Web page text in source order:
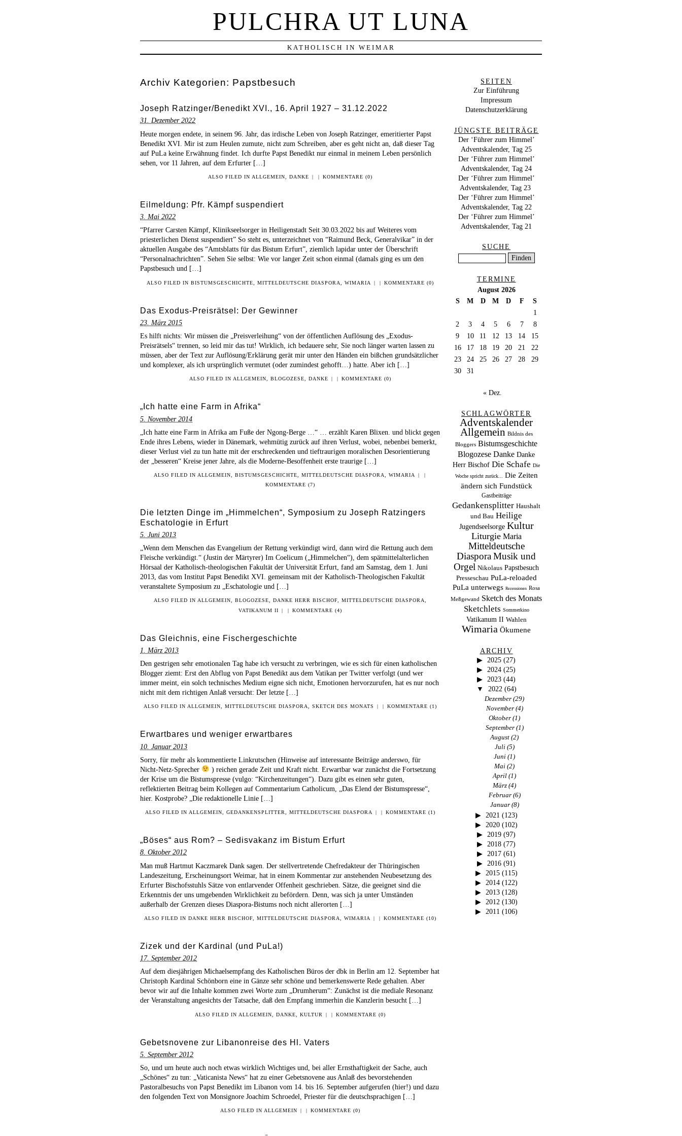
PULCHRA UT LUNA
KATHOLISCH IN WEIMAR
Archiv Kategorien: Papstbesuch
Joseph Ratzinger/Benedikt XVI., 16. April 1927 – 31.12.2022
31. Dezember 2022
Heute morgen endete, in seinem 96. Jahr, das irdische Leben von Joseph Ratzinger, emeritierter Papst
Benedikt XVI. Mir ist zum Heulen zumute, nicht zum Schreiben, aber es geht nicht an, daß dieser Tag
auf PuLa keine Erwähnung findet. Ich durfte Papst Benedikt nur einmal in meinem Leben persönlich
sehen, vor 11 Jahren, auf dem Erfurter […]
ALSO FILED IN ALLGEMEIN ,DANKE | | KOMMENTARE (0)
Eilmeldung: Pfr. Kämpf suspendiert
3. Mai 2022
“Pfarrer Carsten Kämpf, Klinikseelsorger in Heiligenstadt Seit 30.03.2022 bis auf Weiteres vom
priesterlichen Dienst suspendiert” So steht es, unterzeichnet von “Raimund Beck, Generalvikar” in der
aktuellen Ausgabe des “Amtsblatts für das Bistum Erfurt”, ziemlich lapidar unter der Überschrift
“Personalnachrichten”. Sehen Sie selbst: Wie vor langer Zeit schon einmal (damals ging es um den
Papstbesuch und […]
ALSO FILED IN BISTUMSGESCHICHTE MITTELDEUTSCHE DIASPORA WIMARIA | | KOMMENTARE (0)
Das Exodus-Preisrätsel: Der Gewinner
23. März 2015
Es hilft nichts: Wir müssen die „Preisverleihung“ von der öffentlichen Auflösung des „Exodus-
Preisrätsels“ trennen, so leid mir das tut! Wirklich, ich bedauere sehr, Sie noch länger warten lassen zu
müssen, aber der Text zur Auflösung/Erklärung gerät mir unter den Händen ein bißchen grundsätzlicher
und komplexer, als ich ursprünglich vermutet (oder zumindest gehofft…) hatte. Aber ich […]
ALSO FILED IN ALLGEMEIN, BLOGOZESE, DANKE | | KOMMENTARE (0)
„Ich hatte eine Farm in Afrika“
5. November 2014
„Ich hatte eine Farm in Afrika am Fuße der Ngong-Berge …“ … erzählt Karen Blixen. und blickt gegen
Ende ihres Lebens, wieder in Dänemark, wehmütig zurück auf ihren Verlust, wobei, nebenbei bemerkt,
dieser Verlust viel zu tun hatte mit der erschreckenden und tieftraurigen moralischen Desorientierung
der „besseren“ Kreise jener Jahre, als die Moderne-Besoffenheit erste traurige […]
ALSO FILED IN ALLGEMEIN ,BISTUMSGESCHICHTE ,MITTELDEUTSCHE DIASPORA ,WIMARIA |
|
KOMMENTARE (7)
Die letzten Dinge im „Himmelchen“, Symposium zu Joseph Ratzingers
Eschatologie in Erfurt
5. Juni 2013
„Wenn dem Menschen das Evangelium der Rettung verkündigt wird, dann wird die Rettung auch dem
Fleische verkündigt.“ (Justin der Märtyrer) Im Coelicum („Himmelchen“), dem spätmittelalterlichen
Hörsaal der Katholisch-theologischen Fakultät der Universität Erfurt, fand am Samstag, dem 1. Juni
2013, das vom Institut Papst Benedikt XVI. gemeinsam mit der Katholisch-Theologischen Fakultät
veranstaltete Symposium zu „Eschatologie und […]
ALSO FILED IN ALLGEMEIN BLOGOZESE DANKE HERR BISCHOF MITTELDEUTSCHE DIASPORA
VATIKANUM II
| | KOMMENTARE (4)
Das Gleichnis, eine Fischergeschichte
1. März 2013
Den gestrigen sehr emotionalen Tag habe ich versucht zu verbringen, wie es sich für einen katholischen
Blogger ziemt: Erst den Abflug von Papst Benedikt aus dem Vatikan per Twitter verfolgt (und wer
immer meint, ein solch technisches Medium eigne sich nicht, Emotionen hervorzurufen, hat es nur noch
nicht mit dem richtigen Anlaß versucht: Der letzte […]
ALSO FILED IN ALLGEMEIN, MITTELDEUTSCHE DIASPORA, SKETCH DES MONATS KOMMENTARE (1)
Erwartbares und weniger erwartbares
10. Januar 2013
Sorry, für mehr als kommentierte Linkrutschen (Hinweise auf interessante Beiträge anderswo, für
Nicht-Netz-Sprecher
) reichen gerade Zeit und Kraft nicht. Erwartbar war zunächst die Fortsetzung
der Krise um die Bistumspresse (vulgo: “Kirchenzeitungen“). Dazu gibt es einen sehr guten,
reflektierten Beitrag beim Kollegen auf Commentarium Catholicum, „Das Elend der Bistumspresse“,
hier. Kostprobe? „Die redaktionelle Linie […]
ALSO FILED IN ALLGEMEIN GEDANKENSPLITTER MITTELDEUTSCHE DIASPORA | | KOMMENTARE (1)
„Böses“ aus Rom? – Sedisvakanz im Bistum Erfurt
8. Oktober 2012
Man muß Hartmut Kaczmarek Dank sagen. Der stellvertretende Chefredakteur der Thüringischen
Landeszeitung, Erscheinungsort Weimar, hat in einem Kommentar zur anstehenden Neubesetzung des
Erfurter Bischofsstuhls Sätze von entlarvender Offenheit geschrieben. Sätze, die geeignet sind die
Erkenntnis der uns umgebenden Wirklichkeit zu befördern. Denn, was sich ja unter Umständen
außerhalb der Grenzen dieses Diaspora-Bistums noch nicht allerorten […]
ALSO FILED IN DANKE HERR BISCHOF, MITTELDEUTSCHE DIASPORA WIMARIA | | KOMMENTARE (10)
Zizek und der Kardinal (und PuLa!)
17. September 2012
Auf dem diesjährigen Michaelsempfang des Katholischen Büros der dbk in Berlin am 12. September hat
Christoph Kardinal Schönborn eine in Gänze sehr schöne und bemerkenswerte Rede gehalten. Aber
bevor wir auf die Inhalte kommen zwei Worte zum „Drumherum“: Zunächst ist die mediale Resonanz
der Veranstaltung angesichts der Tatsache, daß den Empfang immerhin die Kanzlerin besucht […]
ALSO FILED IN ALLGEMEIN DANKE KULTUR | | KOMMENTARE (0)
Gebetsnovene zur Libanonreise des Hl. Vaters
5. September 2012
So, und um heute auch noch etwas wirklich Wichtiges und, bei aller Ernsthaftigkeit der Sache, auch
„Schönes“ zu tun: „Vaticanista News“ hat zu einer Gebetsnovene aus Anlaß des bevorstehenden
Pastoralbesuchs von Papst Benedikt im Libanon vom 14. bis 16. September aufgerufen (hier!) und dazu
den folgenden Text von Monsignore Joachim Schroedel, Priester für die deutschsprachigen […]
ALSO FILED IN ALLGEMEIN | | KOMMENTARE (0)
SEITEN
Zur Einführung
Impressum
Datenschutzerklärung
JÜNGSTE BEITRÄGE
Der ‘Führer zum Himmel’
Adventskalender, Tag 25
Der ‘Führer zum Himmel’
Adventskalender, Tag 24
Der ‘Führer zum Himmel’
Adventskalender, Tag 23
Der ‘Führer zum Himmel’
Adventskalender, Tag 22
Der ‘Führer zum Himmel’
Adventskalender, Tag 21
SUCHE
TERMINE
August 2026
S
M D M D F
S
1
2
3 4 5 6 7
8
9
10 11 12 13 14
15
16
17 18 19 20 21
22
23
24 25 26 27 28
29
30
31
« Dez.
SCHLAGWÖRTER
Adventskalender
Allgemein Bildnis des
Bloggers Bistumsgeschichte
Blogozese Danke Danke
Herr Bischof Die Schafe Die
Woche spricht zurück...
Die Zeiten
ändern sich Fundstück
Gastbeiträge
Gedankensplitter Haushalt
und Bau Heilige
Jugendseelsorge Kultur
Liturgie Maria
Mitteldeutsche
Diaspora Musik und
Orgel Nikolaus Papstbesuch
Presseschau PuLa-reloaded
PuLa unterwegs Rezensionen Rosa
Meßgewand Sketch des Monats
Sketchlets Sommerkino
Vatikanum II Wahlen
Wimaria Ökumene
ARCHIV
2025 (27)
2024 (25)
2023 (44)
2022 (64)
Dezember (29)
November(4)
Oktober (1)
September(1)
August (2)
Juli(5)
Juni (1)
Mai (2)
April (1)
März (4)
Februar(6)
Januar(8)
2021 (123)
2020(102)
2019 (97)
2018 (77)
2017 (61)
2016 (91)
2015(115)
2014(122)
2013(128)
2012 (130)
2011 (106)